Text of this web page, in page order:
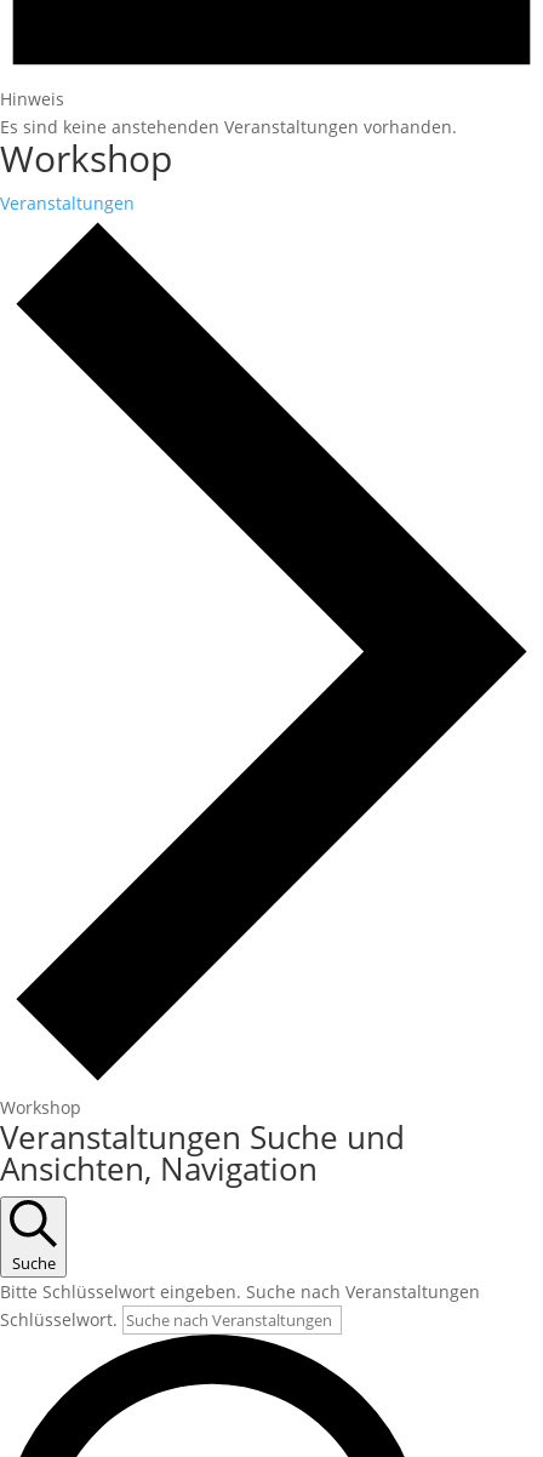
Hinweis
Es sind keine anstehenden Veranstaltungen vorhanden.
Workshop
Veranstaltungen
Workshop
Veranstaltungen Suche und
Ansichten, Navigation
Suche
Bitte Schlüsselwort eingeben. Suche nach Veranstaltungen
Schlüsselwort.